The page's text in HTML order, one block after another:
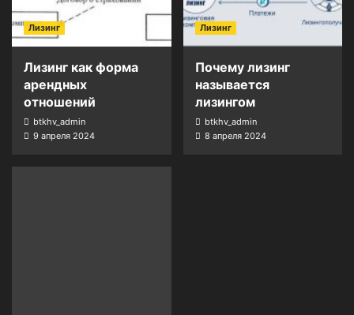
Лизинг
Лизинг как форма
арендных
отношений
btkhv_admin
9 апреля 2024
Лизинг
Почему лизинг
называется
лизингом
btkhv_admin
8 апреля 2024